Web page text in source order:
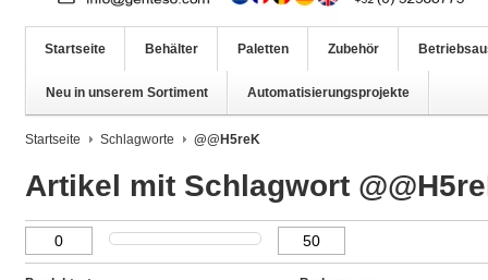
Startseite Behälter Paletten Zubehör
Neu in unserem Sortiment Automatisierungsprojekte
Startseite Schlagworte @@H5reK
Artikel mit Schlagwort